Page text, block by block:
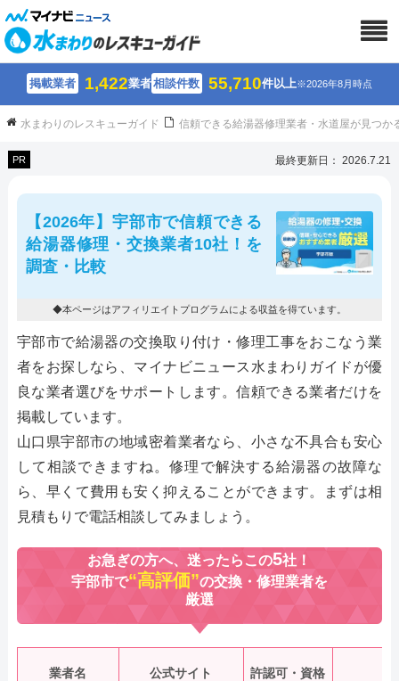
掲載業者 1,422業者相談件数 55,710件以上※2026年8月時点
水まわりのレスキューガイド 信頼できる給湯器修理業者・水道屋が見つか
PR 最終更新日： 2026.7.21
【2026年】宇部市で信頼できる
給湯器修理・交換業者10社！を
調査・比較
◆本ページはアフィリエイトプログラムによる収益を得ています。
宇部市で給湯器の交換取り付け・修理工事をおこなう業
者をお探しなら、マイナビニュース水まわりガイドが優
良な業者選びをサポートします。信頼できる業者だけを
掲載しています。
山口県宇部市の地域密着業者なら、小さな不具合も安心
して相談できますね。修理で解決する給湯器の故障な
ら、早くて費用も安く抑えることができます。まずは相
見積もりで電話相談してみましょう。
お急ぎの方へ、迷ったらこの5社！
宇部市で“高評価”の交換・修理業者を
厳選
業者名 公式サイト 許認可・資格